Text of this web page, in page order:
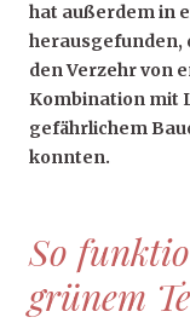
hat außerdem in
herausgefunden,
den Verzehr von
Kombination mit
gefährlichem
konnten.
So
grünem